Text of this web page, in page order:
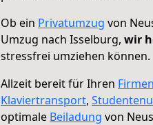
Ob ein Privatumzug von
Umzug nach Isselburg, wir
stressfrei umziehen können.
Allzeit bereit für Ihren
Klaviertransport,
optimale Beiladung von